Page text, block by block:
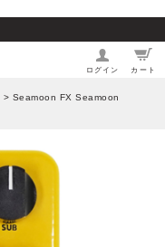
ログイン カート
> Seamoon FX Seamoon